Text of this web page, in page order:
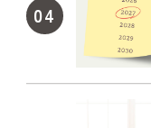
04